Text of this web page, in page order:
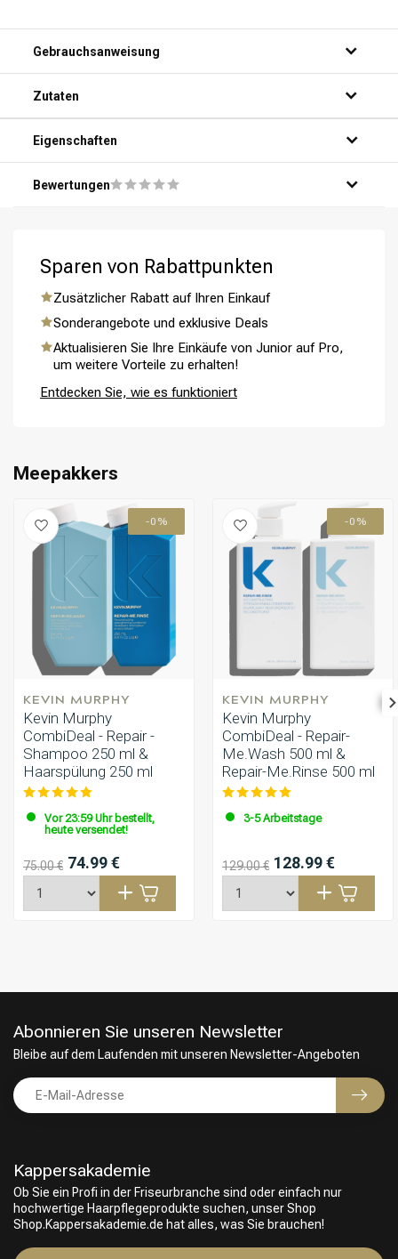
Friseurwahl
Gebrauchsanweisung
Schritt 2: Drücke eine kleine Menge des Produkts in deine
Handfläche.
Schritt 3: Verteile das Produkt gleichmäßig über dein Haar,
Schritt 4: Massiere das Produkt sanft in dein Haar ein und
lasse es einige Minuten einwirken.
Zutaten
Eigenschaften
Bewertungen
Sparen von Rabattpunkten
Zusätzlicher Rabatt auf Ihren Einkauf
Sonderangebote und exklusive Deals
Aktualisieren Sie Ihre Einkäufe von Junior auf Pro,
um weitere Vorteile zu erhalten!
Entdecken Sie, wie es funktioniert
Meepakkers
-0%
KEVIN MURPHY
Kevin Murphy
CombiDeal - Repair -
Shampoo 250 ml &
Haarspülung 250 ml
Vor 23:59 Uhr bestellt,
heute versendet!
75.00 € 74.99 €
-0%
KEVIN MURPHY
Kevin Murphy
CombiDeal - Repair-
Me.Wash 500 ml &
Repair-Me.Rinse 500 ml
3-5 Arbeitstage
129.00 € 128.99 €
Kappersakademie
Ob Sie ein Profi in der Friseurbranche sind oder einfach nur
hochwertige Haarpflegeprodukte suchen, unser Shop
Shop.Kappersakademie.de hat alles, was Sie brauchen!
Abonnieren Sie unseren Newsletter
Bleibe auf dem Laufenden mit unseren Newsletter-Angeboten